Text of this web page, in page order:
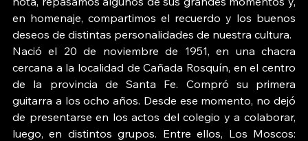
en homenaje, compartimos el recuerdo y los buenos
deseos de distintas personalidades de nuestra cultura.
Nació el 20 de noviembre de 1951, en una chacra
cercana a la localidad de Cañada Rosquín, en el centro
de la provincia de Santa Fe. Compró su primera
guitarra a los ocho años. Desde ese momento, no dejó
de presentarse en los actos del colegio y a colaborar,
luego, en distintos grupos. Entre ellos, Los Moscos: